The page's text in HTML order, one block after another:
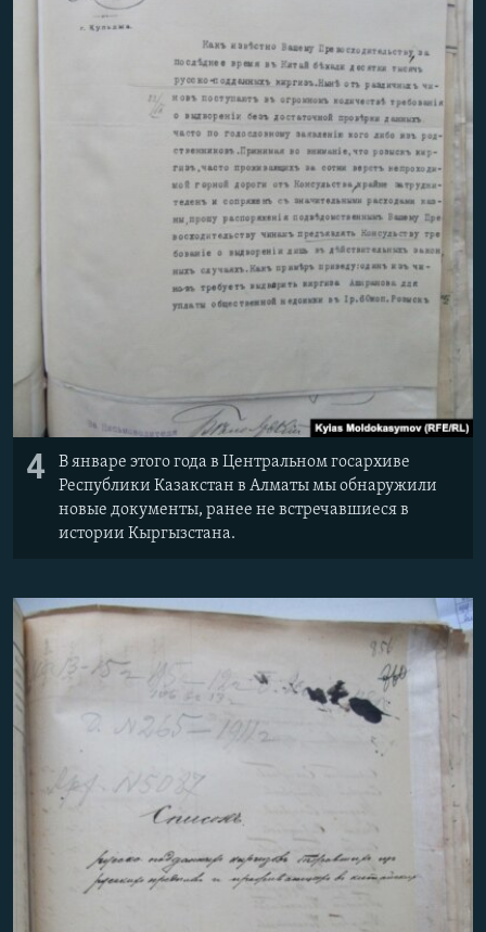
4
В январе этого года в Центральном госархиве
Республики Казакстан в Алматы мы обнаружили
новые документы, ранее не встречавшиеся в
истории Кыргызстана.